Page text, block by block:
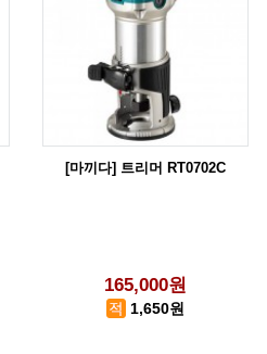
[마끼다] 트리머 RT0702C
165,000원
1,650원